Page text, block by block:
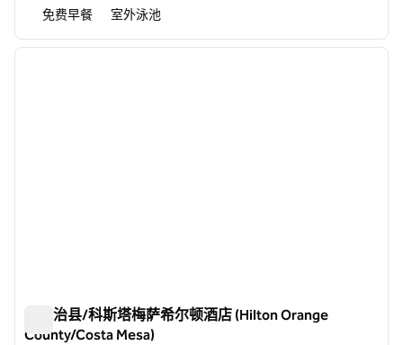
免费早餐 室外泳池
1/12
下一
奥兰治县/科斯塔梅萨希尔顿酒店 (Hilton Orange
County/Costa Mesa)